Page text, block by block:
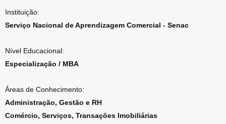
Instituição:
Serviço Nacional de Aprendizagem Comercial - Senac
Nível Educacional:
Especialização / MBA
Áreas de Conhecimento:
Administração, Gestão e RH
Comércio, Serviços, Transações Imobiliárias